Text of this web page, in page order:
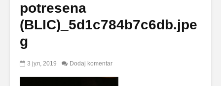
potresena
(BLIC)_5d1c784b7c6db.jpe
g
3 јул, 2019 Dodaj komentar